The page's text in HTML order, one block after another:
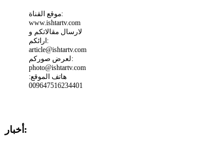
موقع القناة:
www.ishtartv.com
لارسال مقالاتكم و
ارائكم:
article@ishtartv.com
لعرض صوركم:
photo@ishtartv.com
هاتف الموقع:
009647516234401
أخبار: